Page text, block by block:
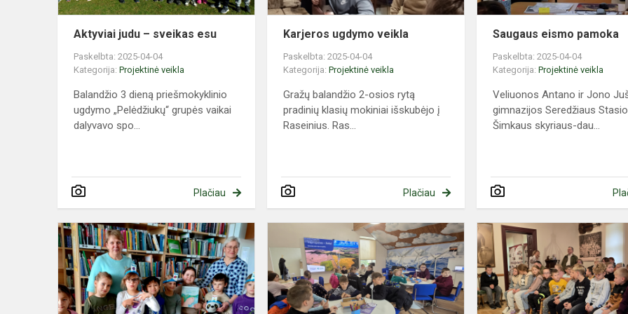
Aktyviai judu – sveikas esu
Paskelbta: 2025-04-04
Kategorija: Projektinė veikla
Balandžio 3 dieną priešmokyklinio
ugdymo „Pelėdžiukų“ grupės vaikai
dalyvavo spo...
Plačiau
Karjeros ugdymo veikla
Paskelbta: 2025-04-04
Kategorija:Projektinė veikla
Gražų balandžio 2-osios rytą
pradinių klasių mokiniai išskubėjo į
Raseinius. Ras...
Plačiau
Saugaus eismo pamoka
Paskelbta: 2025-04-04
Kategorija:Projektinė veikla
Veliuonos Antano ir Jono
gimnazijos Seredžiaus Stasio
Šimkaus skyriaus-dau...
pamoka
bibliotekoje
Jaunieji
energetikai
edukacijoje